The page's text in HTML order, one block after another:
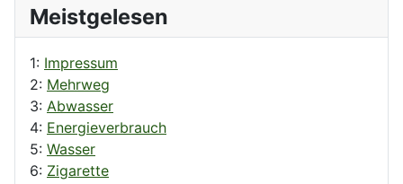
Meistgelesen
1: Impressum
2: Mehrweg
3: Abwasser
4: Energieverbrauch
5: Wasser
6: Zigarette